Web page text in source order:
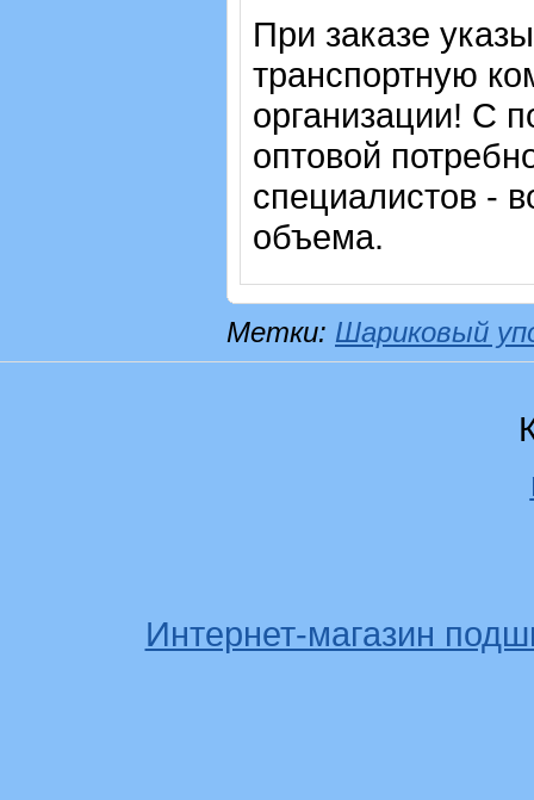
При заказе
транспортную
организации! С
оптовой
специалистов -
объема.
Метки: Шариковый
Интернет-магазин